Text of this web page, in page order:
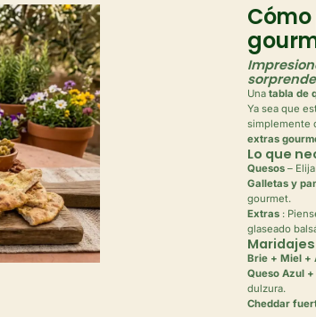
Unatabla de
Ya sea que
simplemente
extras
Lo que
Quesos –
Galletas y
gourmet.
Extras :
glaseado
Brie + Miel +
Queso Azul
dulzura.
Cheddar